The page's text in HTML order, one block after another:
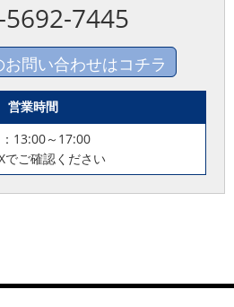
5692-7445
お問い合わせはコチラ
営業時間
13:00～17:00
でご確認ください